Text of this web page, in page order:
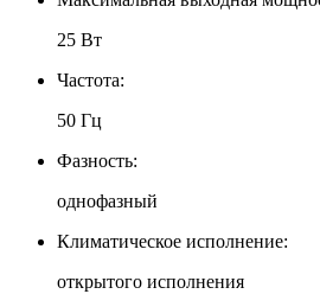
25 Вт
Частота:
50 Гц
Фазность:
однофазный
Климатическое исполнение:
открытого исполнения